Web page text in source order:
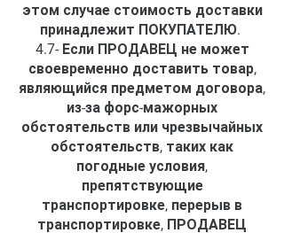
этом случае стоимость доставки
принадлежит ПОКУПАТЕЛЮ.
4.7- Если ПРОДАВЕЦ не может
своевременно доставить товар,
являющийся предметом договора,
из-за форс-мажорных
обстоятельств или чрезвычайных
обстоятельств, таких как
погодные условия,
препятствующие
транспортировке, перерыв в
транспортировке, ПРОДАВЕЦ